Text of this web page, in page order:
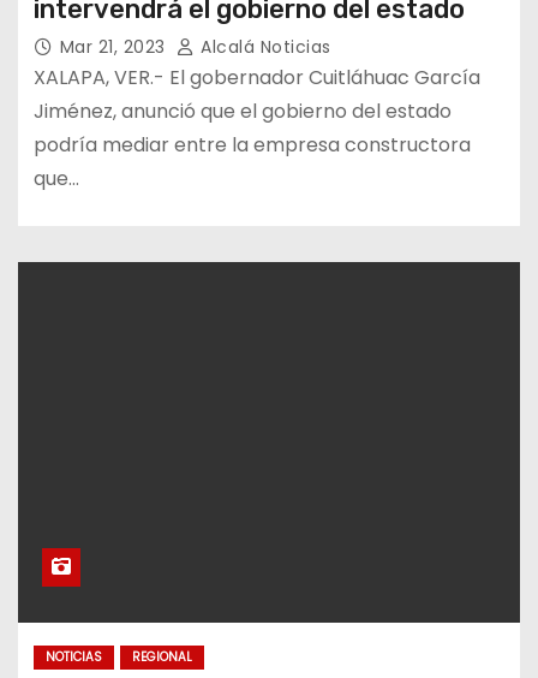
intervendrá el gobierno del estado
Mar 21, 2023 Alcalá Noticias
XALAPA, VER.- El gobernador Cuitláhuac García
Jiménez, anunció que el gobierno del estado
podría mediar entre la empresa constructora
que…
NOTICIAS REGIONAL